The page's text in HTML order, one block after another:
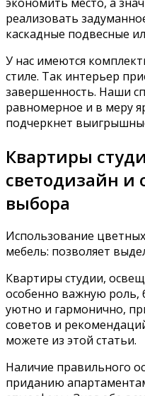
реализовать
каскадные подвесные
У нас имеются
стиле. Так интерьер
завершенность. Наши
равномерное и в меру
подчеркнет
Квартиры
светодизайн и
выбора
Использование
мебель: позволяет
Квартиры студии,
особенно важную роль,
уютно и гармонично,
советов и
можете из этой статьи.
Наличие правильного
приданию